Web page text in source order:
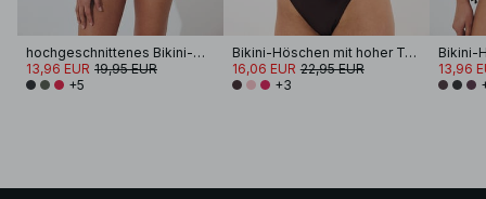
hochgeschnittenes Bikini-Höschen
13,96 EUR 19,95 EUR
+5
Bikini-Höschen mit hoher Taille
16,06 EUR 22,95 EUR
+3
13,96